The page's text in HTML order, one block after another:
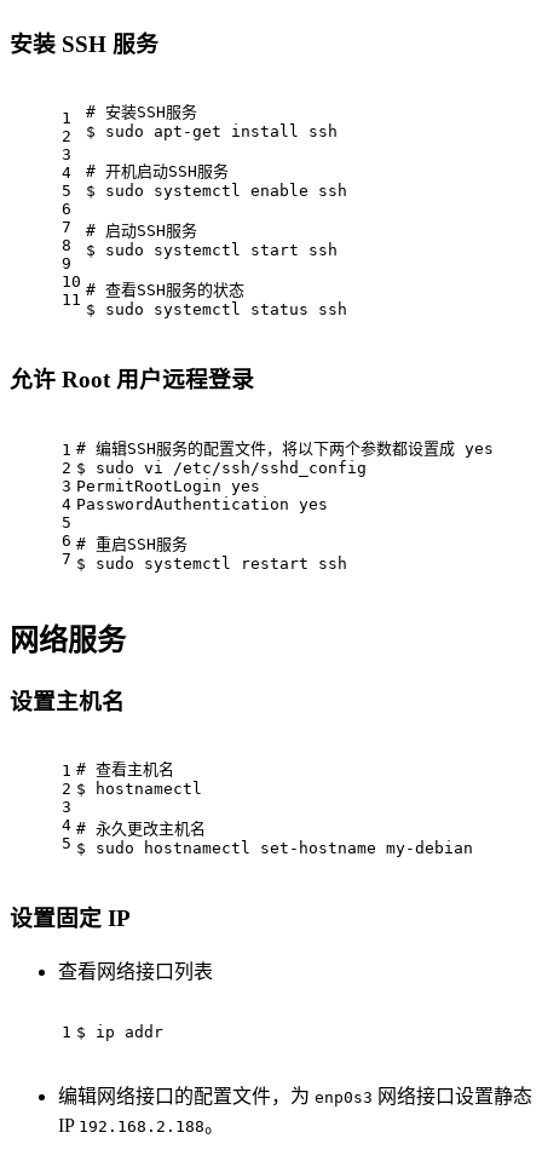
安装 SSH 服务
1
2
3
4
5
6
7
8
9
10
11
# 安装SSH服务
$ sudo apt-get install ssh
# 开机启动SSH服务
$ sudo systemctl enable ssh
# 启动SSH服务
$ sudo systemctl start ssh
# 查看SSH服务的状态
$ sudo systemctl status ssh
允许 Root 用户远程登录
1
2
3
4
5
6
7
# 编辑SSH服务的配置文件，将以下两个参数都设置成 yes
$ sudo vi /etc/ssh/sshd_config
PermitRootLogin yes
PasswordAuthentication yes
# 重启SSH服务
$ sudo systemctl restart ssh
网络服务
设置主机名
1
2
3
4
5
# 查看主机名
$ hostnamectl
# 永久更改主机名
$ sudo hostnamectl set-hostname my-debian
设置固定 IP
查看网络接口列表
1 $ ip addr
编辑网络接口的配置文件，为 enp0s3 网络接口设置静态
IP 192.168.2.188。